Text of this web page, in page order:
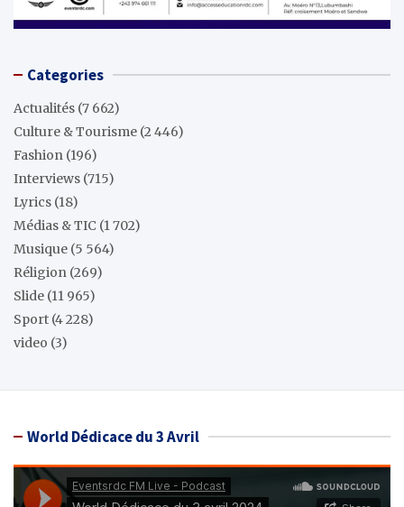
Categories
Actualités (7 662)
Culture & Tourisme (2 446)
Fashion (196)
Interviews (715)
Lyrics (18)
Médias & TIC (1 702)
Musique (5 564)
Réligion (269)
Slide (11 965)
Sport (4 228)
video (3)
World Dédicace du 3 Avril